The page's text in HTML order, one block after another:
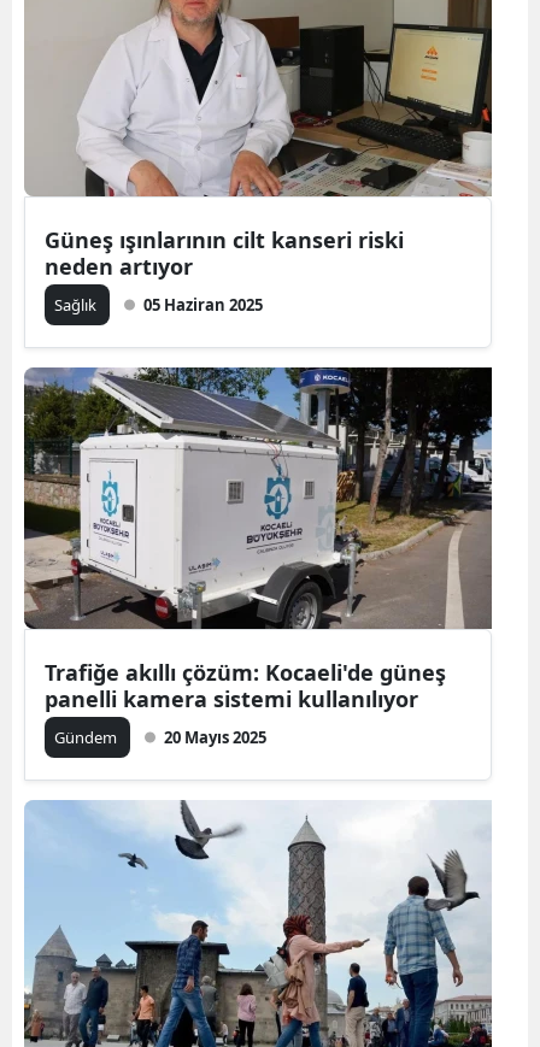
Güneş ışınlarının cilt kanseri riski
neden artıyor
Sağlık 05 Haziran 2025
Trafiğe akıllı çözüm: Kocaeli'de güneş
panelli kamera sistemi kullanılıyor
Gündem 20 Mayıs 2025